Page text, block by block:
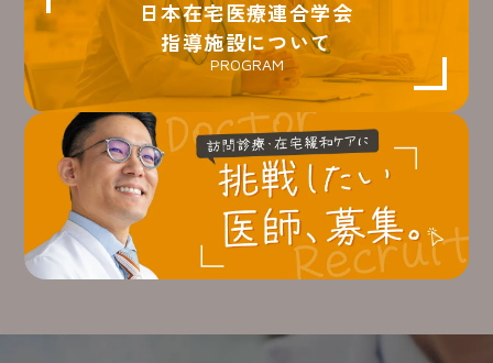
日本在宅医療連合学会
指導施設について
PROGRAM